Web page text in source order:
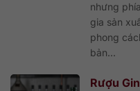
nhưng
gia sản
phong
bản...
Rượu